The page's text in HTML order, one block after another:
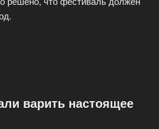
варить настоящее